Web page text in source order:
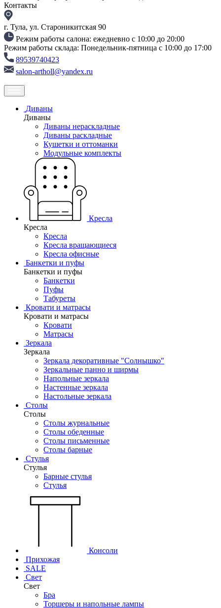
Контакты
г. Тула, ул. Староникитская 90
Режим работы салона: ежедневно с 10:00 до 20:00
Режим работы склада: Понедельник-пятница с 10:00 до 17:00
89539740423
salon-artholl@yandex.ru
Диваны
Диваны
Диваны нераскладные
Диваны раскладные
Кушетки и оттоманки
Модульные комплекты
Кресла
Кресла
Кресла
Кресла вращающиеся
Кресла офисные
Банкетки и пуфы
Банкетки и пуфы
Банкетки
Пуфы
Табуреты
Кровати и матрасы
Кровати и матрасы
Кровати
Матрасы
Зеркала
Зеркала
Зеркала декоративные "Солнышко"
Зеркальные панно и ширмы
Напольные зеркала
Настенные зеркала
Настольные зеркала
Столы
Столы
Столы журнальные
Столы обеденные
Столы письменные
Столы барные
Стулья
Стулья
Барные стулья
Стулья
Консоли
Прихожая
SALE
Свет
Свет
Бра
Торшеры и напольные лампы